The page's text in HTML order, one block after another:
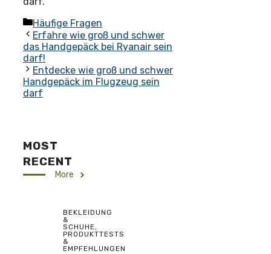
Kategorien
Häufige Fragen
Erfahre wie groß und schwer
das Handgepäck bei Ryanair sein
darf!
Entdecke wie groß und schwer
Handgepäck im Flugzeug sein
darf
MOST
RECENT
More
BEKLEIDUNG
&
SCHUHE,
PRODUKTTESTS
&
EMPFEHLUNGEN